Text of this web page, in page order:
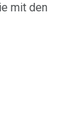
mit den